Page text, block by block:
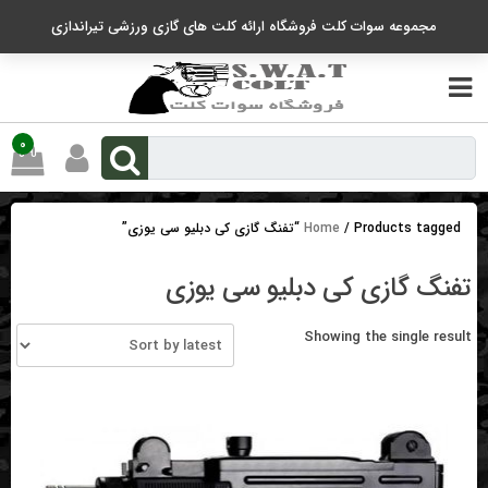
محتوا
مجموعه سوات کلت فروشگاه ارائه کلت های گازی ورزشی تیراندازی
0
Home / Products tagged “تفنگ گازی کی دبلیو سی یوزی”
تفنگ گازی کی دبلیو سی یوزی
Showing the single result